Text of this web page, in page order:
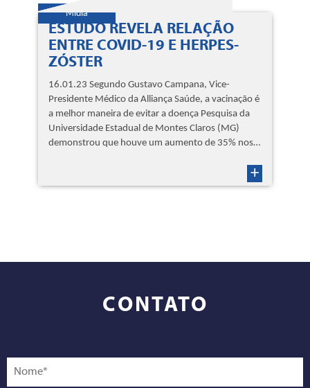
Mídia
ESTUDO REVELA RELAÇÃO
ENTRE COVID-19 E HERPES-
ZÓSTER
16.01.23 Segundo Gustavo Campana, Vice-
Presidente Médico da Alliança Saúde, a vacinação é
a melhor maneira de evitar a doença Pesquisa da
Universidade Estadual de Montes Claros (MG)
demonstrou que houve um aumento de 35% nos…
+
CONTATO